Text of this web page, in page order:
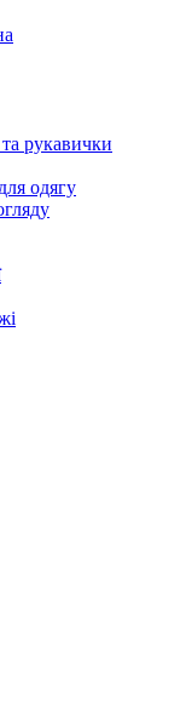
рукавички
одягу